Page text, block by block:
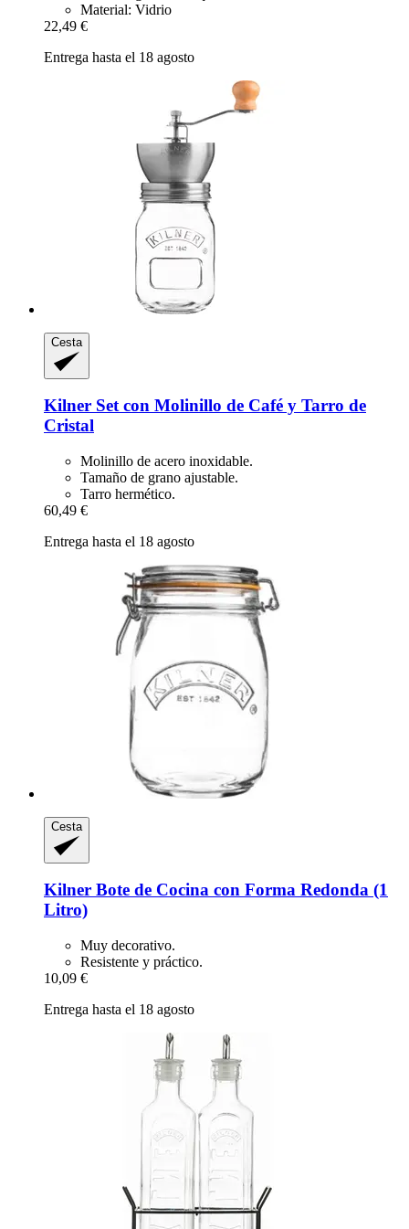
Material: Vidrio
22,49 €
Entrega hasta el 18 agosto
Cesta
Kilner Set con Molinillo de Café y Tarro de
Cristal
Molinillo de acero inoxidable.
Tamaño de grano ajustable.
Tarro hermético.
60,49 €
Entrega hasta el 18 agosto
Cesta
Kilner Bote de Cocina con Forma Redonda (1
Litro)
Muy decorativo.
Resistente y práctico.
10,09 €
Entrega hasta el 18 agosto